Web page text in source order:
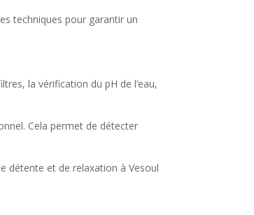
techniques pour garantir un
la vérification du pH de l’eau,
Cela permet de détecter
détente et de relaxation à Vesoul